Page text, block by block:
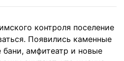
контроля поселение
Появились каменные
амфитеатр и новые